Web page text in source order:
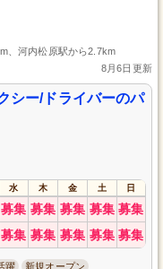
、河内松原駅から2.7km
8月6日更新
シー/ドライバーのパ
水 木 金 土 日
募集 募集 募集 募集 募集
募集 募集 募集 募集 募集
躍 新規オープン